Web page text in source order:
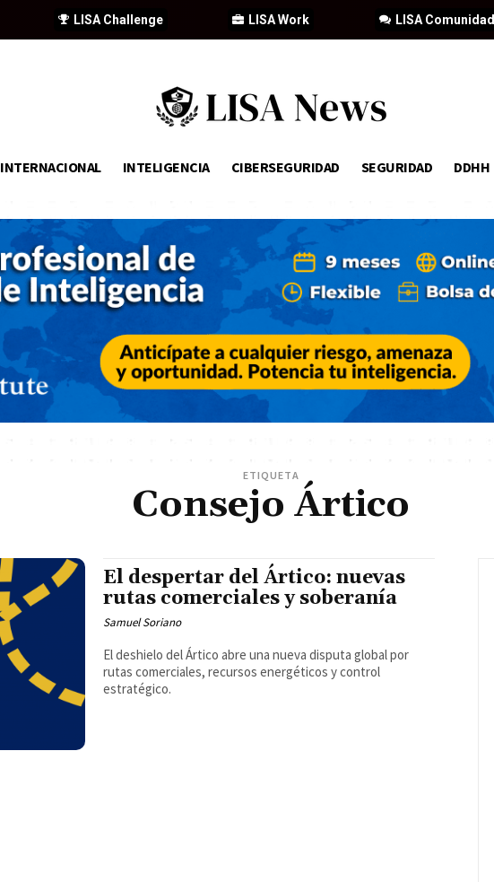
LISA Comunidad
LISA Work
LISA Challenge
INTERNACIONAL INTELIGENCIA CIBERSEGURIDAD SEGURIDAD DDHH
ETIQUETA
Consejo Ártico
El despertar del Ártico: nuevas
rutas comerciales y soberanía
Samuel Soriano
El deshielo del Ártico abre una nueva disputa global por
rutas comerciales, recursos energéticos y control
estratégico.